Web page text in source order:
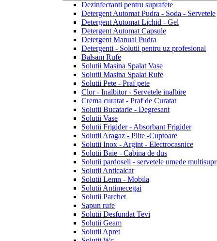
Dezinfectanti pentru suprafete
Detergent Automat Pudra - Soda - Servetele
Detergent Automat Lichid - Gel
Detergent Automat Capsule
Detergent Manual Pudra
Detergenti - Solutii pentru uz profesional
Balsam Rufe
Solutii Masina Spalat Vase
Solutii Masina Spalat Rufe
Solutii Pete - Praf pete
Clor - Inalbitor - Servetele inalbire
Crema curatat - Praf de Curatat
Solutii Bucatarie - Degresant
Solutii Vase
Solutii Frigider - Absorbant Frigider
Solutii Aragaz - Plite -Cuptoare
Solutii Inox - Argint - Electrocasnice
Solutii Baie - Cabina de dus
Solutii pardoseli - servetele umede
Solutii Anticalcar
Solutii Lemn - Mobila
Solutii Antimecegai
Solutii Parchet
Sapun rufe
Solutii Desfundat Tevi
Solutii Geam
Solutii Apret